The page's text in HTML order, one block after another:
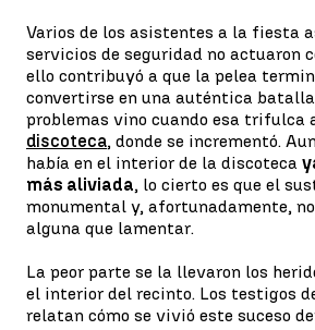
Varios de los asistentes a la fiesta
servicios de seguridad no actuaron
ello contribuyó a que la pelea
convertirse en una auténtica
problemas vino cuando esa trifulca
discoteca, donde se incrementó.
había en el interior de la discoteca
más aliviada, lo cierto es que el
monumental y, afortunadamente,
alguna que lamentar.
La peor parte se la llevaron los
el interior del recinto. Los testigos
relatan cómo se vivió este suceso